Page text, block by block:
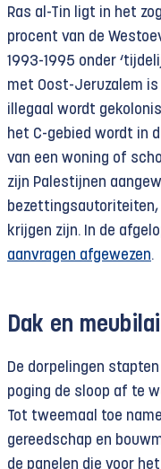
Ras al-Tin ligt in het
procent van de
1993-1995 onder
met Oost-Jeruzalem
illegaal wordt
het C-gebied wordt in
van een woning of
zijn Palestijnen
krijgen zijn. In de
aanvragen afgewezen.
Dak en
De dorpelingen
poging de sloop af te
Tot tweemaal toe
gereedschap en
de panelen die voor